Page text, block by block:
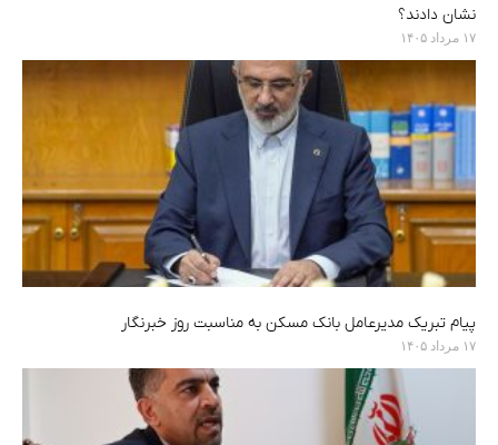
نشان دادند؟
۱۷ مرداد ۱۴۰۵
پیام تبریک مدیرعامل بانک مسکن به مناسبت روز خبرنگار
۱۷ مرداد ۱۴۰۵